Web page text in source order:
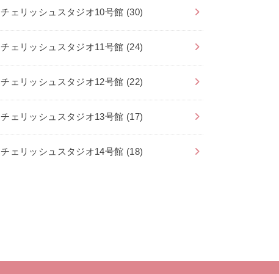
チェリッシュスタジオ10号館 (30)
チェリッシュスタジオ11号館 (24)
チェリッシュスタジオ12号館 (22)
チェリッシュスタジオ13号館 (17)
チェリッシュスタジオ14号館 (18)